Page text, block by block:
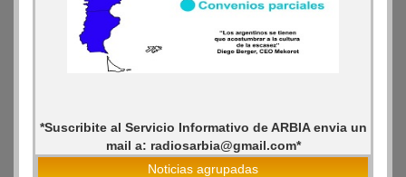
*Suscribite al Servicio Informativo de ARBIA envia un
mail a: radiosarbia@gmail.com*
Noticias agrupadas